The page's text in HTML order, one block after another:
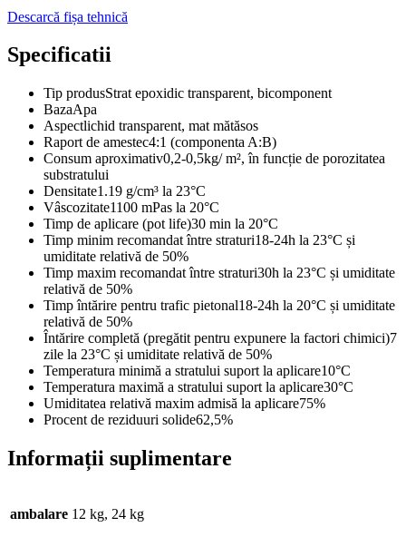
Descarcă fișa tehnică
Specificatii
Tip produsStrat epoxidic transparent, bicomponent
BazaApa
Aspectlichid transparent, mat mătăsos
Raport de amestec4:1 (componenta A:B)
Consum aproximativ0,2-0,5kg/ m², în funcție de porozitatea
substratului
Densitate1.19 g/cm³ la 23°C
Vâscozitate1100 mPas la 20°C
Timp de aplicare (pot life)30 min la 20°C
Timp minim recomandat între straturi18-24h la 23°C și
umiditate relativă de 50%
Timp maxim recomandat între straturi30h la 23°C și umiditate
relativă de 50%
Timp întărire pentru trafic pietonal18-24h la 20°C și umiditate
relativă de 50%
Întărire completă (pregătit pentru expunere la factori chimici)7
zile la 23°C și umiditate relativă de 50%
Temperatura minimă a stratului suport la aplicare10°C
Temperatura maximă a stratului suport la aplicare30°C
Umiditatea relativă maxim admisă la aplicare75%
Procent de reziduuri solide62,5%
Informații suplimentare
ambalare 12 kg, 24 kg